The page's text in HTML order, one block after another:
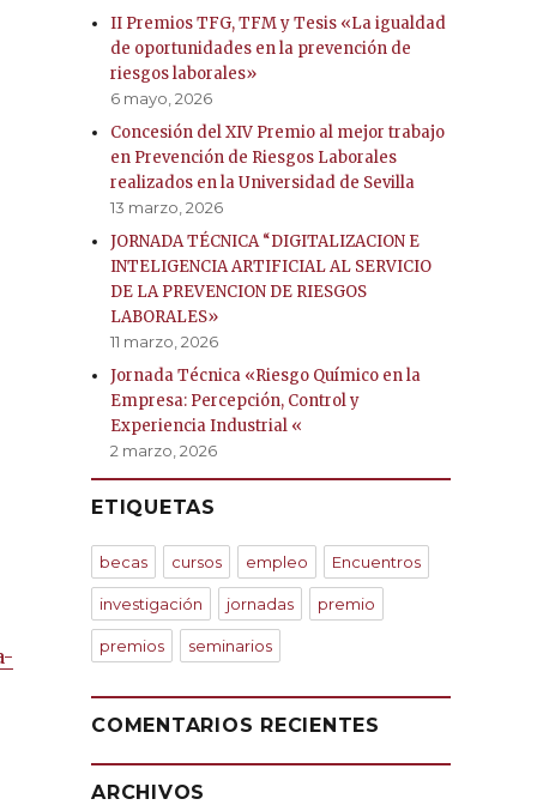
-
II Premios TFG, TFM y Tesis «La igualdad
de oportunidades en la prevención de
riesgos laborales»
6 mayo, 2026
Concesión del XIV Premio al mejor trabajo
en Prevención de Riesgos Laborales
realizados en la Universidad de Sevilla
13 marzo, 2026
JORNADA TÉCNICA “DIGITALIZACION E
INTELIGENCIA ARTIFICIAL AL SERVICIO
DE LA PREVENCION DE RIESGOS
LABORALES»
11 marzo, 2026
Jornada Técnica «Riesgo Químico en la
Empresa: Percepción, Control y
Experiencia Industrial «
2 marzo, 2026
ETIQUETAS
becas cursos empleo Encuentros
investigación jornadas premio
premios seminarios
COMENTARIOS RECIENTES
ARCHIVOS